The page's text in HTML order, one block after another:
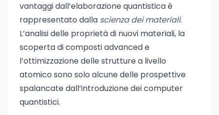
vantaggi dall’elaborazione quantistica è
rappresentato dalla scienza dei materiali.
L’analisi delle proprietà di nuovi materiali, la
scoperta di composti advanced e
l’ottimizzazione delle strutture a livello
atomico sono solo alcune delle prospettive
spalancate dall’introduzione dei computer
quantistici.